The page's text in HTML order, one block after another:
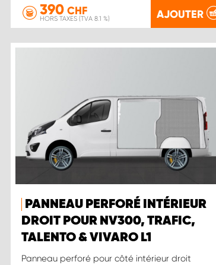
390CHF
HORS TAXES (TVA 8.1 %) AJOUTER
PANNEAU PERFORÉ INTÉRIEUR
DROIT POUR NV300, TRAFIC,
TALENTO & VIVARO L1
Panneau perforé pour côté intérieur droit